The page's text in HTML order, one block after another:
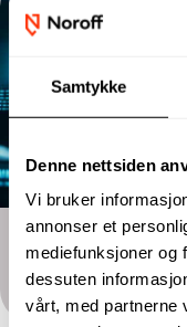
Samtykke
Denne nettsiden
Vi bruker
annonser et
mediefunksjoner og
dessuten
vårt, med partnerne
Toårig
Nettverk og